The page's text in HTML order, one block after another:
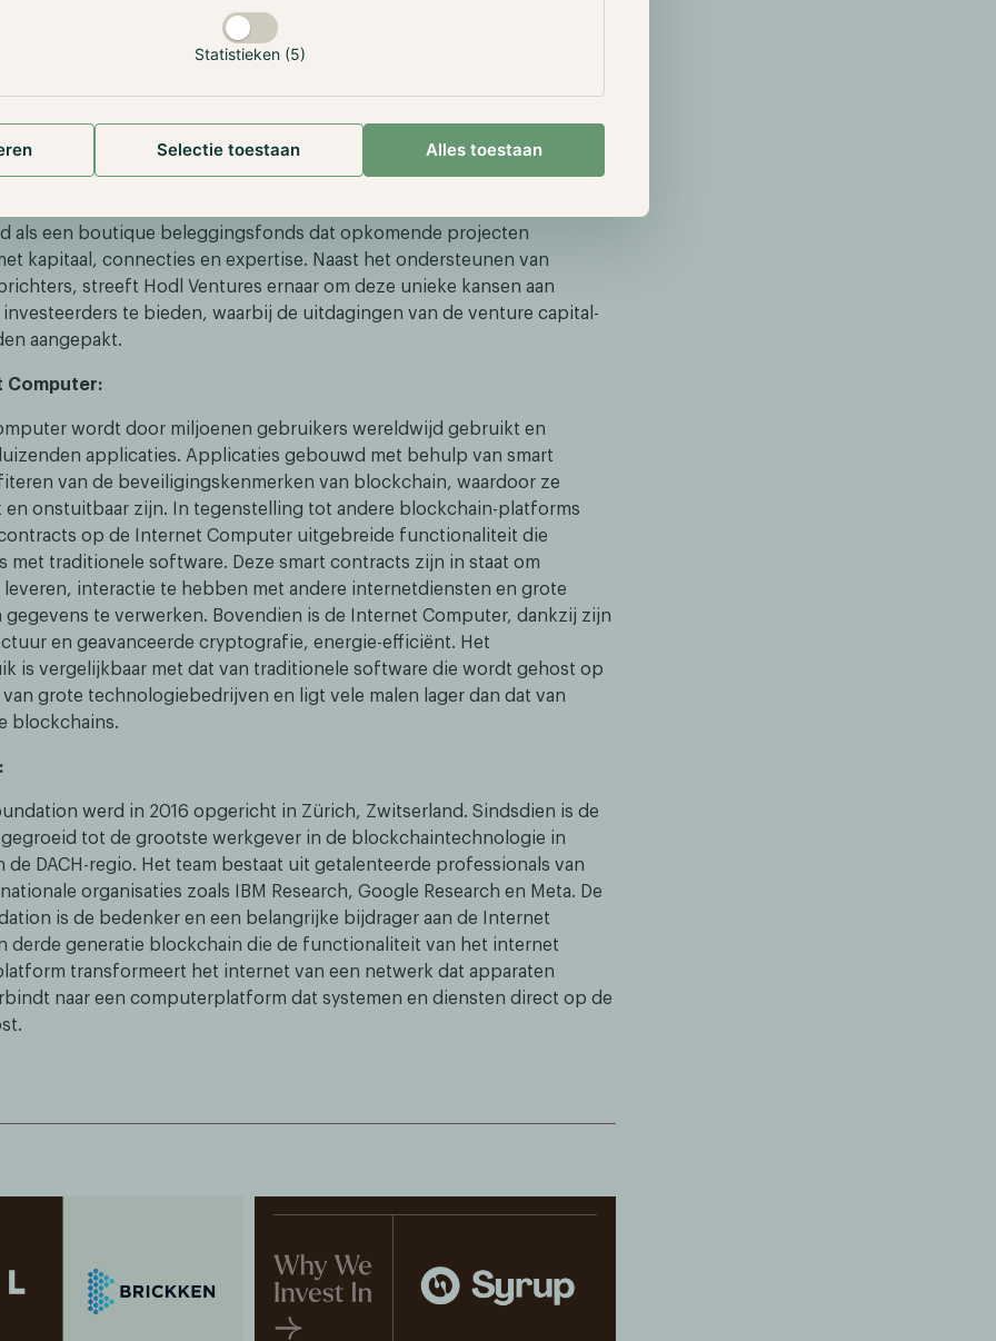
Statistieken (5)
Selectie toestaan Alles toestaan
werd in 2021 opgericht door leden van het Hodl Funds-team, die inzagen
alleen blootstelling boden aan de secundaire markt van
als een boutique beleggingsfonds dat opkomende projecten
kapitaal, connecties en expertise. Naast het ondersteunen van
streeft Hodl Ventures ernaar om deze unieke kansen aan
te bieden, waarbij de uitdagingen van de venture capital-
aangepakt.
Computer:
wordt door miljoenen gebruikers wereldwijd gebruikt en
applicaties. Applicaties gebouwd met behulp van smart
van de beveiligingskenmerken van blockchain, waardoor ze
en onstuitbaar zijn. In tegenstelling tot andere blockchain-platforms
op de Internet Computer uitgebreide functionaliteit die
met traditionele software. Deze smart contracts zijn in staat om
interactie te hebben met andere internetdiensten en grote
gegevens te verwerken. Bovendien is de Internet Computer, dankzij zijn
en geavanceerde cryptografie, energie-efficiënt. Het
is vergelijkbaar met dat van traditionele software die wordt gehost op
grote technologiebedrijven en ligt vele malen lager dan dat van
blockchains.
werd in 2016 opgericht in Zürich, Zwitserland. Sindsdien is de
tot de grootste werkgever in de blockchaintechnologie in
de DACH-regio. Het team bestaat uit getalenteerde professionals van
organisaties zoals IBM Research, Google Research en Meta. De
is de bedenker en een belangrijke bijdrager aan de Internet
derde generatie blockchain die de functionaliteit van het internet
transformeert het internet van een netwerk dat apparaten
naar een computerplatform dat systemen en diensten direct op de